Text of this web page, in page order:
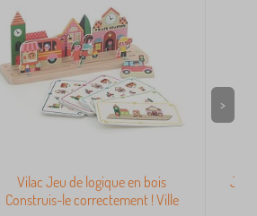
Vilac Jeu de logique en bois
Construis-le correctement ! Ville
>